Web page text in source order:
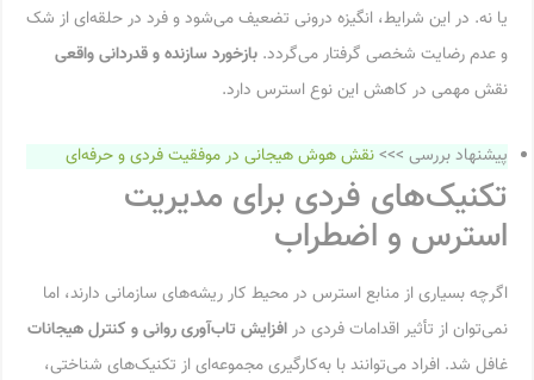
یا نه. در این شرایط، انگیزه درونی تضعیف می‌شود و فرد در حلقه‌ای از شک
و عدم رضایت شخصی گرفتار می‌گردد. بازخورد سازنده و قدردانی واقعی
نقش مهمی در کاهش این نوع استرس دارد.
پیشنهاد بررسی >>>نقش هوش هیجانی در موفقیت فردی و حرفه‌ای
تکنیک‌های فردی برای مدیریت
استرس و اضطراب
اگرچه بسیاری از منابع استرس در محیط کار ریشه‌های سازمانی دارند، اما
نمی‌توان از تأثیر اقدامات فردی درافزایش تاب‌آوری روانی و کنترل هیجانات
غافل شد. افراد می‌توانند با به‌کارگیری مجموعه‌ای از تکنیک‌های شناختی،